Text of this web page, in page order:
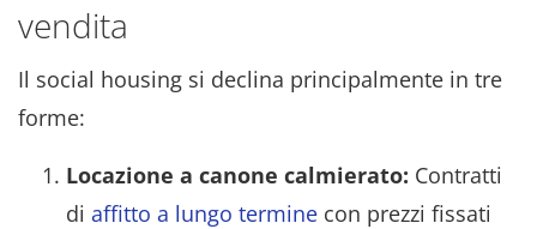
vendita
Il social housing si declina principalmente in tre
forme:
Locazione a canone calmierato: Contratti
di affitto a lungo termine con prezzi fissati